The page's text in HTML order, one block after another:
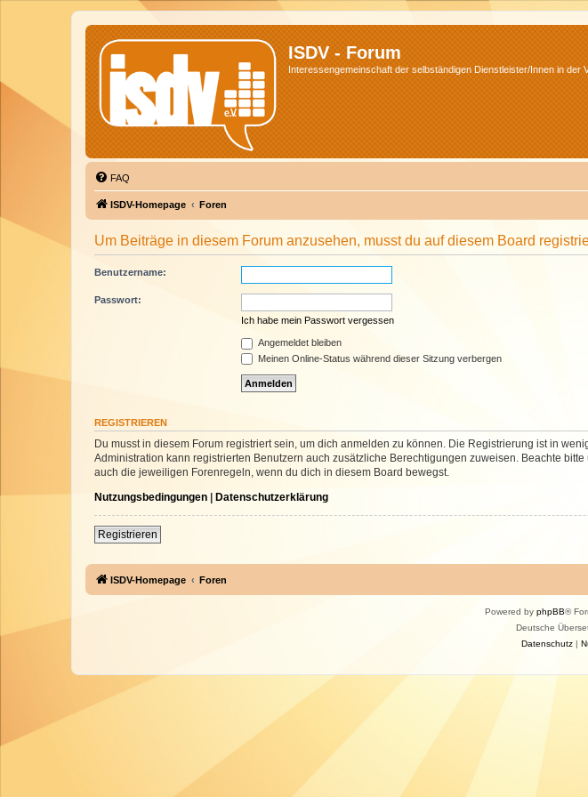
ISDV - Forum
Interessengemeinschaft der selbständigen Dienstleister/Innen in der
FAQ
ISDV-Homepage Foren
Um Beiträge in diesem Forum anzusehen, musst du auf diesem Board
Benutzername:
Passwort:
Ich habe mein Passwort vergessen
Angemeldet bleiben
Meinen Online-Status während dieser Sitzung verbergen
REGISTRIEREN
Du musst in diesem Forum registriert sein, um dich anmelden zu können. Die Registrierung ist in
Administration kann registrierten Benutzern auch zusätzliche Berechtigungen zuweisen. Beachte
auch die jeweiligen Forenregeln, wenn du dich in diesem Board bewegst.
Nutzungsbedingungen | Datenschutzerklärung
Registrieren
ISDV-Homepage Foren
Powered by phpBB®
Deutsche
Datenschutz|